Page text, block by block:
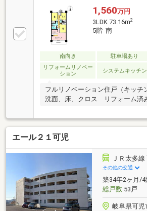
1,560万円
3LDK 73.16m2
5階 南
南向き 駐車場あり
リフォームリノベー
ション
システムキッチン
フルリノベーション住戸（キッチ
洗面、床、クロス リフォーム済
エール２１可児
ＪＲ太多
その他の交通
築34年2ヶ月/4
総戸数53戸
岐阜県可児